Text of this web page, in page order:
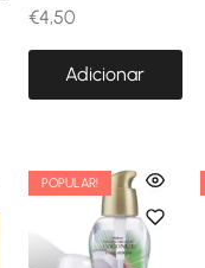
€4,50
Adicionar
POPULAR!